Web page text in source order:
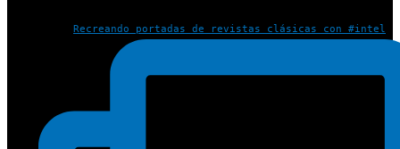
Recreando portadas de revistas clásicas con #intel